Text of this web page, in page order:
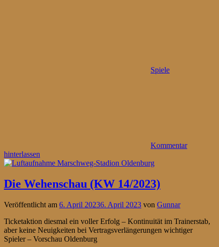
Spiele
Kommentar
hinterlassen
Die Wehenschau (KW 14/2023)
Veröffentlicht am 6. April 20236. April 2023 von Gunnar
Ticketaktion diesmal ein voller Erfolg – Kontinuität im Trainerstab,
aber keine Neuigkeiten bei Vertragsverlängerungen wichtiger
Spieler – Vorschau Oldenburg